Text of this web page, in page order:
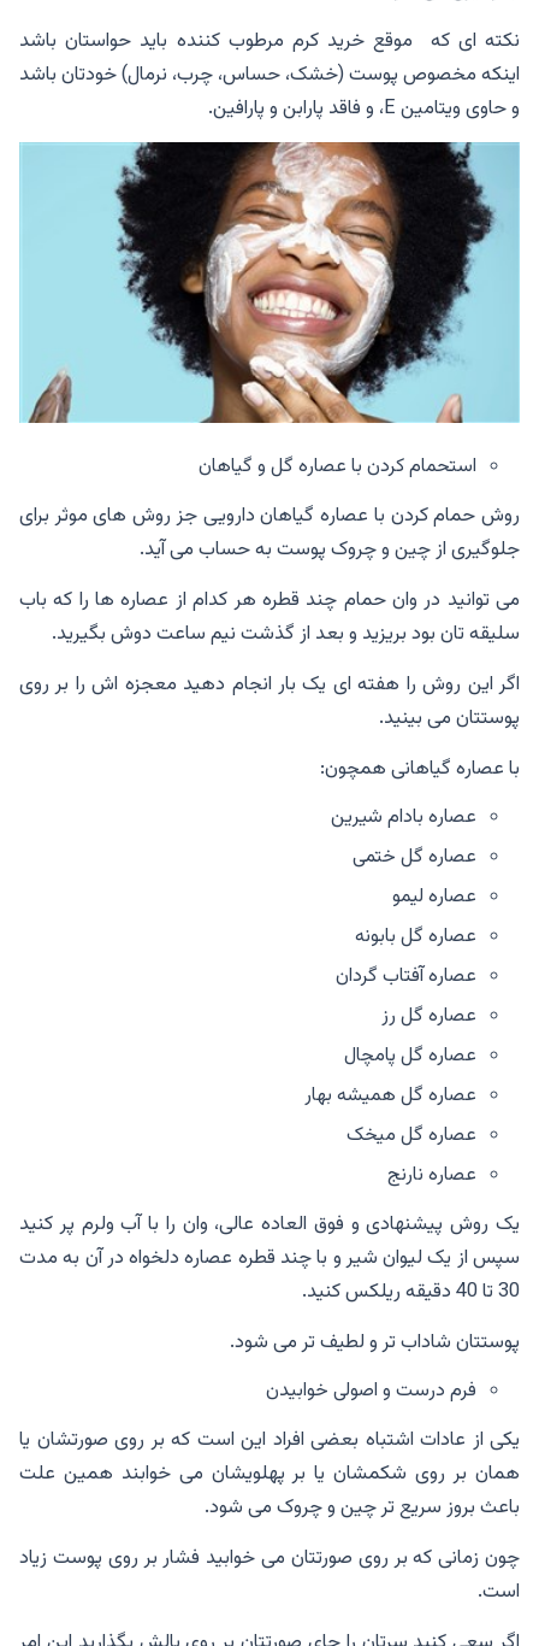
نکته ای که موقع خرید کرم مرطوب کننده باید حواستان باشد
اینکه مخصوص پوست (خشک، حساس، چرب، نرمال) خودتان باشد
و حاوی ویتامین E، و فاقد پارابن و پارافین.
استحمام کردن با عصاره گل و گیاهان
روش حمام کردن با عصاره گیاهان دارویی جز روش های موثر برای
جلوگیری از چین و چروک پوست به حساب می آید.
می توانید در وان حمام چند قطره هر کدام از عصاره ها را که باب
سلیقه تان بود بریزید و بعد از گذشت نیم ساعت دوش بگیرید.
اگر این روش را هفته ای یک بار انجام دهید معجزه اش را بر روی
پوستتان می بینید.
با عصاره گیاهانی همچون:
عصاره بادام شیرین
عصاره گل ختمی
عصاره لیمو
عصاره گل بابونه
عصاره آفتاب گردان
عصاره گل رز
عصاره گل پامچال
عصاره گل همیشه بهار
عصاره گل میخک
عصاره نارنج
یک روش پیشنهادی و فوق العاده عالی، وان را با آب ولرم پر کنید
سپس از یک لیوان شیر و با چند قطره عصاره دلخواه در آن به مدت
30 تا 40 دقیقه ریلکس کنید.
پوستتان شاداب تر و لطیف تر می شود.
فرم درست و اصولی خوابیدن
یکی از عادات اشتباه بعضی افراد این است که بر روی صورتشان یا
همان بر روی شکمشان یا بر پهلویشان می خوابند همین علت
باعث بروز سریع تر چین و چروک می شود.
چون زمانی که بر روی صورتتان می خوابید فشار بر روی پوست زیاد
است.